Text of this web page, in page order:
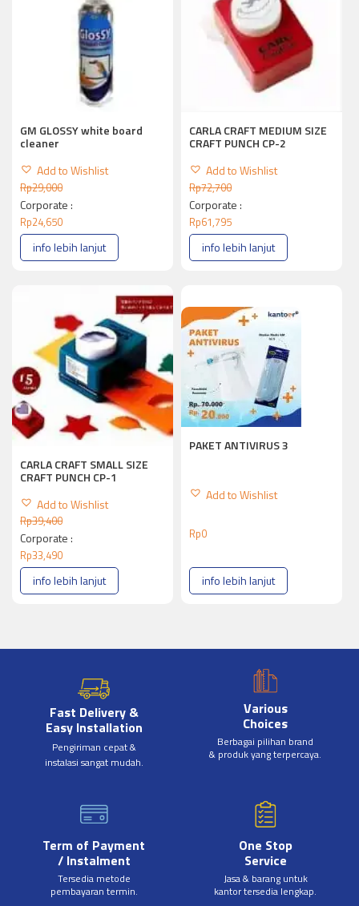
GM GLOSSY white board
cleaner
Add to Wishlist
Rp29,000
Corporate :
Rp24,650
info lebih lanjut
CARLA CRAFT MEDIUM SIZE
CRAFT PUNCH CP-2
Add to Wishlist
Rp72,700
Corporate :
Rp61,795
info lebih lanjut
CARLA CRAFT SMALL SIZE
CRAFT PUNCH CP-1
Add to Wishlist
Rp39,400
Corporate :
Rp33,490
info lebih lanjut
PAKET ANTIVIRUS 3
Add to Wishlist
Rp0
info lebih lanjut
Fast Delivery &
Easy Installation
Pengiriman cepat &
instalasi sangat mudah.
Various
Choices
Berbagai pilihan brand
& produk yang terpercaya.
Term of Payment
/ Instalment
Tersedia metode
pembayaran termin.
One Stop
Service
Jasa & barang untuk
kantor tersedia lengkap.